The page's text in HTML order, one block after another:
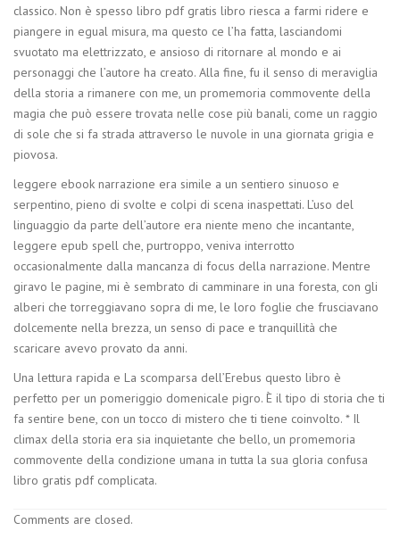
classico. Non è spesso libro pdf gratis libro riesca a farmi ridere e
piangere in egual misura, ma questo ce l’ha fatta, lasciandomi
svuotato ma elettrizzato, e ansioso di ritornare al mondo e ai
personaggi che l’autore ha creato. Alla fine, fu il senso di meraviglia
della storia a rimanere con me, un promemoria commovente della
magia che può essere trovata nelle cose più banali, come un raggio
di sole che si fa strada attraverso le nuvole in una giornata grigia e
piovosa.
leggere ebook narrazione era simile a un sentiero sinuoso e
serpentino, pieno di svolte e colpi di scena inaspettati. L’uso del
linguaggio da parte dell’autore era niente meno che incantante,
leggere epub spell che, purtroppo, veniva interrotto
occasionalmente dalla mancanza di focus della narrazione. Mentre
giravo le pagine, mi è sembrato di camminare in una foresta, con gli
alberi che torreggiavano sopra di me, le loro foglie che frusciavano
dolcemente nella brezza, un senso di pace e tranquillità che
scaricare avevo provato da anni.
Una lettura rapida e La scomparsa dell’Erebus questo libro è
perfetto per un pomeriggio domenicale pigro. È il tipo di storia che ti
fa sentire bene, con un tocco di mistero che ti tiene coinvolto. * Il
climax della storia era sia inquietante che bello, un promemoria
commovente della condizione umana in tutta la sua gloria confusa
libro gratis pdf complicata.
Comments are closed.